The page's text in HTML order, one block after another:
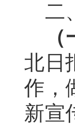
二
北日
作，
新宣